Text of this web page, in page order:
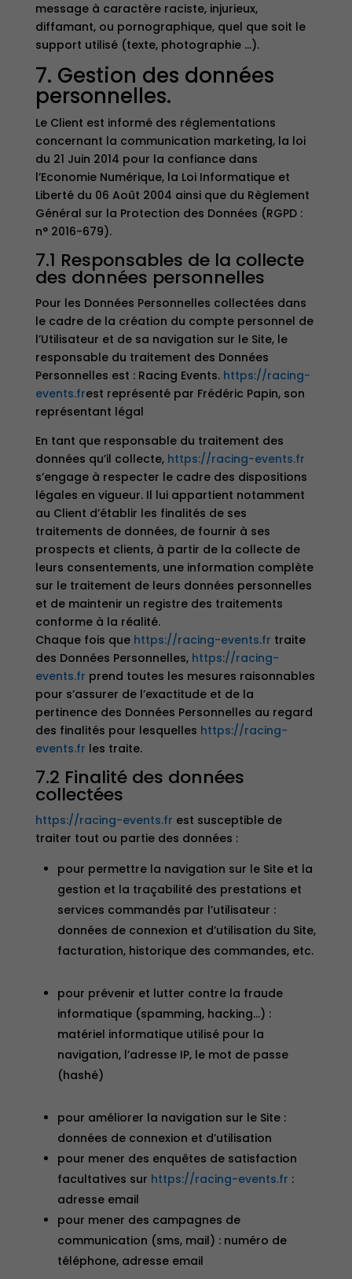
message à caractère raciste, injurieux,
diffamant, ou pornographique, quel que soit le
support utilisé (texte, photographie …).
7. Gestion des données
personnelles.
Le Client est informé des réglementations
concernant la communication marketing, la loi
du 21 Juin 2014 pour la confiance dans
l’Economie Numérique, la Loi Informatique et
Liberté du 06 Août 2004 ainsi que du Règlement
Général sur la Protection des Données (RGPD :
n° 2016-679).
7.1 Responsables de la collecte
des données personnelles
Pour les Données Personnelles collectées dans
le cadre de la création du compte personnel de
l’Utilisateur et de sa navigation sur le Site, le
responsable du traitement des Données
Personnelles est : Racing Events. https://racing-
events.frest représenté par Frédéric Papin, son
représentant légal
En tant que responsable du traitement des
données qu’il collecte, https://racing-events.fr
s’engage à respecter le cadre des dispositions
légales en vigueur. Il lui appartient notamment
au Client d’établir les finalités de ses
traitements de données, de fournir à ses
prospects et clients, à partir de la collecte de
leurs consentements, une information complète
sur le traitement de leurs données personnelles
et de maintenir un registre des traitements
conforme à la réalité.
Chaque fois que https://racing-events.fr traite
des Données Personnelles, https://racing-
events.fr prend toutes les mesures raisonnables
pour s’assurer de l’exactitude et de la
pertinence des Données Personnelles au regard
des finalités pour lesquelles https://racing-
events.fr les traite.
7.2 Finalité des données
collectées
https://racing-events.fr est susceptible de
traiter tout ou partie des données :
pour permettre la navigation sur le Site et la
gestion et la traçabilité des prestations et
services commandés par l’utilisateur :
données de connexion et d’utilisation du Site,
facturation, historique des commandes, etc.
pour prévenir et lutter contre la fraude
informatique (spamming, hacking…) :
matériel informatique utilisé pour la
navigation, l’adresse IP, le mot de passe
(hashé)
pour améliorer la navigation sur le Site :
données de connexion et d’utilisation
pour mener des enquêtes de satisfaction
facultatives sur https://racing-events.fr :
adresse email
pour mener des campagnes de
communication (sms, mail) : numéro de
téléphone, adresse email